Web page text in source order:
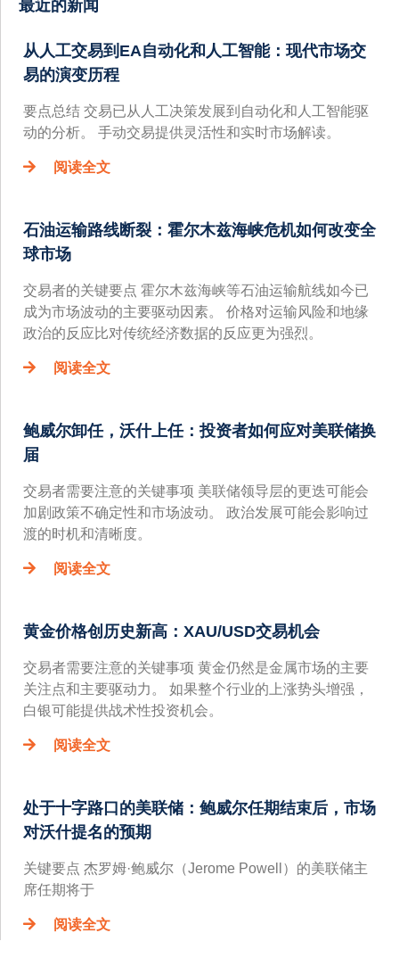
最近的新闻
从人工交易到EA自动化和人工智能：现代市场交
易的演变历程
要点总结 交易已从人工决策发展到自动化和人工智能驱
动的分析。 手动交易提供灵活性和实时市场解读。
阅读全文
石油运输路线断裂：霍尔木兹海峡危机如何改变全
球市场
交易者的关键要点 霍尔木兹海峡等石油运输航线如今已
成为市场波动的主要驱动因素。 价格对运输风险和地缘
政治的反应比对传统经济数据的反应更为强烈。
阅读全文
鲍威尔卸任，沃什上任：投资者如何应对美联储换
届
交易者需要注意的关键事项 美联储领导层的更迭可能会
加剧政策不确定性和市场波动。 政治发展可能会影响过
渡的时机和清晰度。
阅读全文
黄金价格创历史新高：XAU/USD交易机会
交易者需要注意的关键事项 黄金仍然是金属市场的主要
关注点和主要驱动力。 如果整个行业的上涨势头增强，
白银可能提供战术性投资机会。
阅读全文
处于十字路口的美联储：鲍威尔任期结束后，市场
对沃什提名的预期
关键要点 杰罗姆·鲍威尔（Jerome Powell）的美联储主
席任期将于
阅读全文